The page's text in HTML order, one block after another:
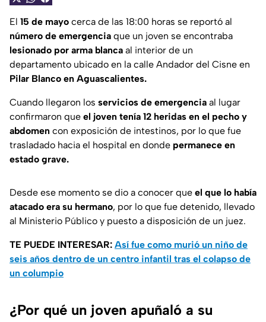
El 15 de mayo cerca de las 18:00 horas se reportó al
número de emergencia que un joven se encontraba
lesionado por arma blanca al interior de un
departamento ubicado en la calle Andador del Cisne en
Pilar Blanco en Aguascalientes.
Cuando llegaron los servicios de emergencia al lugar
confirmaron que el joven tenía 12 heridas en el pecho y
abdomen con exposición de intestinos, por lo que fue
trasladado hacia el hospital en donde permanece en
estado grave.
Desde ese momento se dio a conocer que el que lo había
atacado era su hermano, por lo que fue detenido, llevado
al Ministerio Público y puesto a disposición de un juez.
TE PUEDE INTERESAR: Así fue como murió un niño de
seis años dentro de un centro infantil tras el colapso de
un columpio
¿Por qué un joven apuñaló a su